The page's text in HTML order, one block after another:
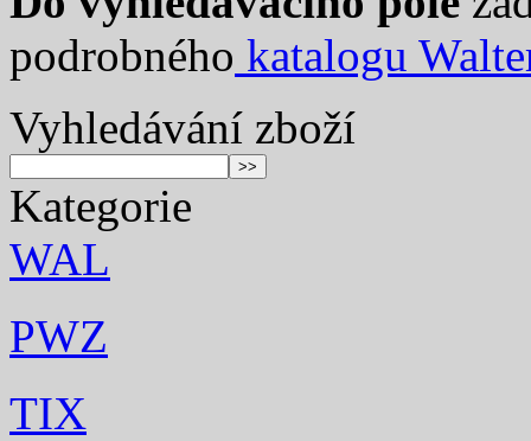
podrobného katalogu
Vyhledávání zboží
Kategorie
WAL
PWZ
TIX